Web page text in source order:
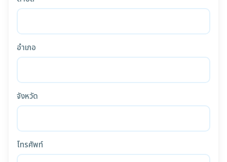
อำเภอ
จังหวัด
โทรศัพท์